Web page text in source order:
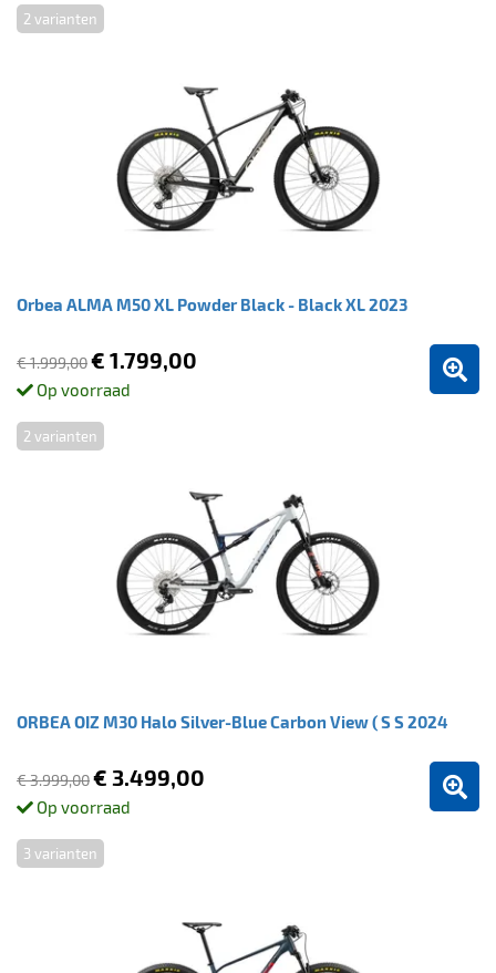
Orbea ALMA M50 XL Powder Black - Black XL 2023
2 varianten
€ 1.999,00€ 1.799,00
Op voorraad
ORBEA OIZ M30 Halo Silver-Blue Carbon View ( S S 2024
2 varianten
€ 3.999,00€ 3.499,00
Op voorraad
3 varianten